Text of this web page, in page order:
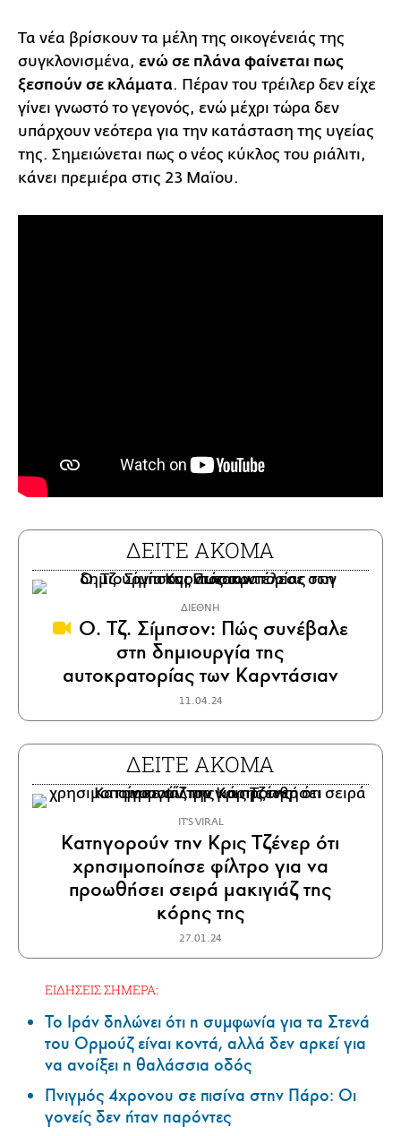
Τα νέα βρίσκουν τα μέλη της οικογένειάς της
συγκλονισμένα, ενώ σε πλάνα φαίνεται πως
ξεσπούν σε κλάματα. Πέραν του τρέιλερ δεν είχε
γίνει γνωστό το γεγονός, ενώ μέχρι τώρα δεν
υπάρχουν νεότερα για την κατάσταση της υγείας
της. Σημειώνεται πως ο νέος κύκλος του ριάλιτι,
κάνει πρεμιέρα στις 23 Μαϊου.
ΔΕΙΤΕ ΑΚΟΜΑ
ΔΙΕΘΝΗ
Ο. Τζ. Σίμπσον: Πώς συνέβαλε
στη δημιουργία της
αυτοκρατορίας των Καρντάσιαν
11.04.24
ΔΕΙΤΕ ΑΚΟΜΑ
IT'S VIRAL
Κατηγορούν την Κρις Τζένερ ότι
χρησιμοποίησε φίλτρο για να
προωθήσει σειρά μακιγιάζ της
κόρης της
27.01.24
ΕΙΔΗΣΕΙΣ ΣΗΜΕΡΑ:
Το Ιράν δηλώνει ότι η συμφωνία για τα Στενά
του Ορμούζ είναι κοντά, αλλά δεν αρκεί για
να ανοίξει η θαλάσσια οδός
Πνιγμός 4χρονου σε πισίνα στην Πάρο: Οι
γονείς δεν ήταν παρόντες